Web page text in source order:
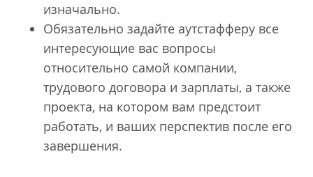
изначально.
Обязательно задайте аутстафферу все
интересующие вас вопросы
относительно самой компании,
трудового договора и зарплаты, а также
проекта, на котором вам предстоит
работать, и ваших перспектив после его
завершения.